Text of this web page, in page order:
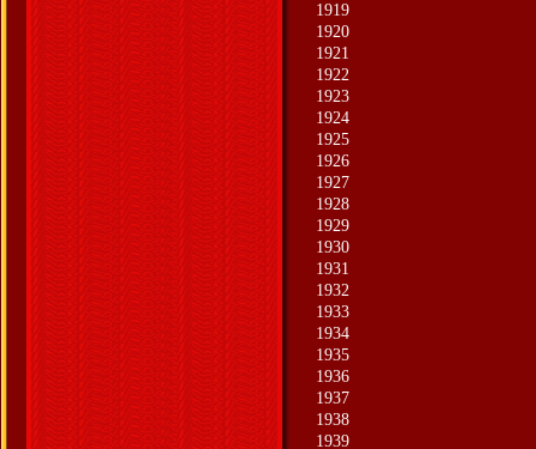
1919
1920
1921
1922
1923
1924
1925
1926
1927
1928
1929
1930
1931
1932
1933
1934
1935
1936
1937
1938
1939